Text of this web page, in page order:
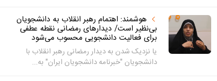
هوشمند: اهتمام رهبر انقلاب به دانشجویان
بی‌نظیر است/ دیدارهای رمضانی نقطه عطفی
برای فعالیت دانشجویی محسوب می‌شود
یا نزدیک شدن به دیدار رمضانی رهبر انقلاب با
دانشجویان "خبرنامه دانشجویان ایران" به...